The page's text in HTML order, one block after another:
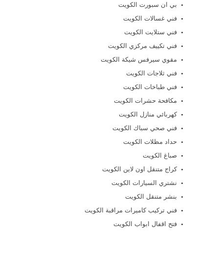
بي ان سبورت الكويت
فني غسالات الكويت
فني ستلايت الكويت
فني تكييف مركزي الكويت
مقوي سيرفس شيكة الكويت
فني ثلاجات الكويت
فني طباخات الكويت
مكافحة حشرات الكويت
كهربائي منازل الكويت
فني صحي سباك الكويت
حداد مظلات الكويت
صباغ الكويت
كراج متنقل اون لاين الكويت
نشتري السيارات الكويت
بنشر متنقل الكويت
فني تركيب كاميرات مراقبة الكويت
فتح اقفال ابواب الكويت